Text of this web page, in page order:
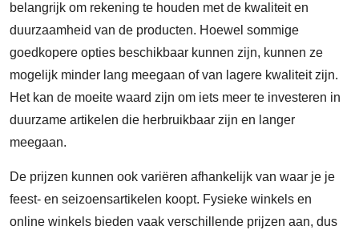
belangrijk om rekening te houden met de kwaliteit en
duurzaamheid van de producten. Hoewel sommige
goedkopere opties beschikbaar kunnen zijn, kunnen ze
mogelijk minder lang meegaan of van lagere kwaliteit zijn.
Het kan de moeite waard zijn om iets meer te investeren in
duurzame artikelen die herbruikbaar zijn en langer
meegaan.
De prijzen kunnen ook variëren afhankelijk van waar je je
feest- en seizoensartikelen koopt. Fysieke winkels en
online winkels bieden vaak verschillende prijzen aan, dus